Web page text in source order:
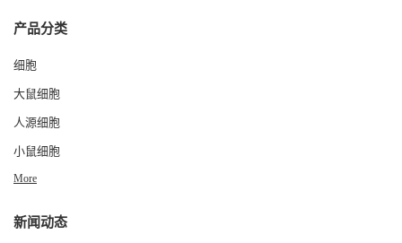
产品分类
细胞
大鼠细胞
人源细胞
小鼠细胞
More
新闻动态